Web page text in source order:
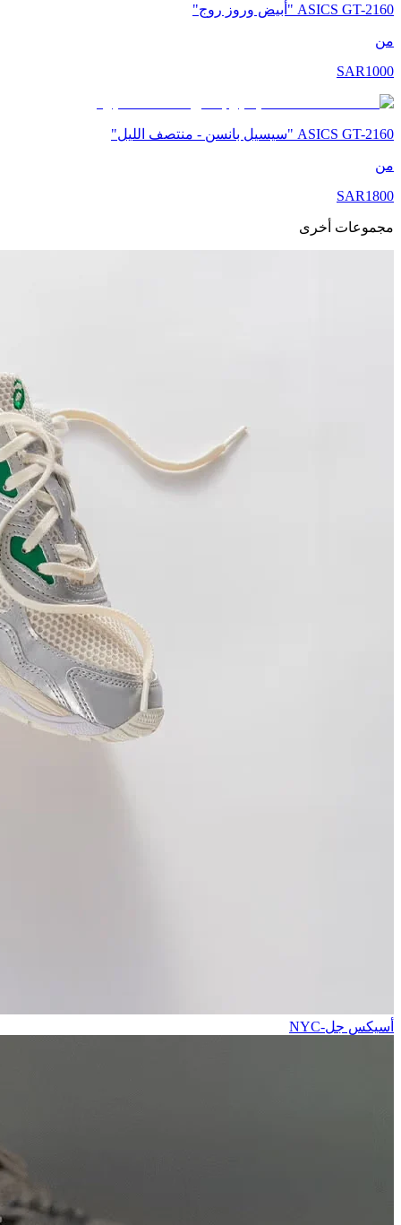
ASICS GT-2160 "أبيض وروز روج"
من
SAR1000
ASICS GT-2160 "سيسيل بانسن - منتصف الليل"
من
SAR1800
مجموعات أخرى
أسيكس جل-NYC